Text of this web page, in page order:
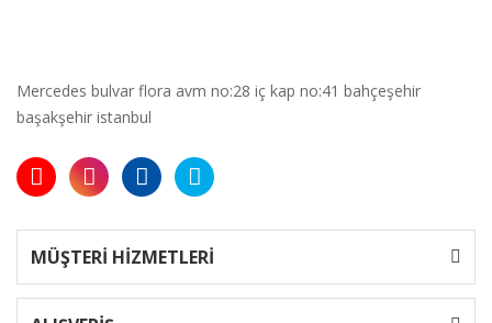
Mercedes bulvar flora avm no:28 iç kap no:41 bahçeşehir
başakşehir istanbul
MÜŞTERİ HİZMETLERİ